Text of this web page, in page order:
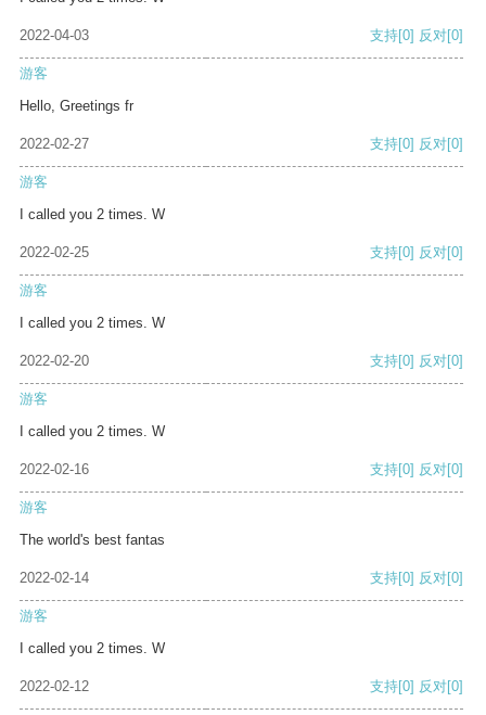
2022-04-03 支持[0] 反对[0]
游客
Hello, Greetings fr
2022-02-27 支持[0] 反对[0]
游客
I called you 2 times. W
2022-02-25 支持[0] 反对[0]
游客
I called you 2 times. W
2022-02-20 支持[0] 反对[0]
游客
I called you 2 times. W
2022-02-16 支持[0] 反对[0]
游客
The world's best fantas
2022-02-14 支持[0] 反对[0]
游客
I called you 2 times. W
2022-02-12 支持[0] 反对[0]